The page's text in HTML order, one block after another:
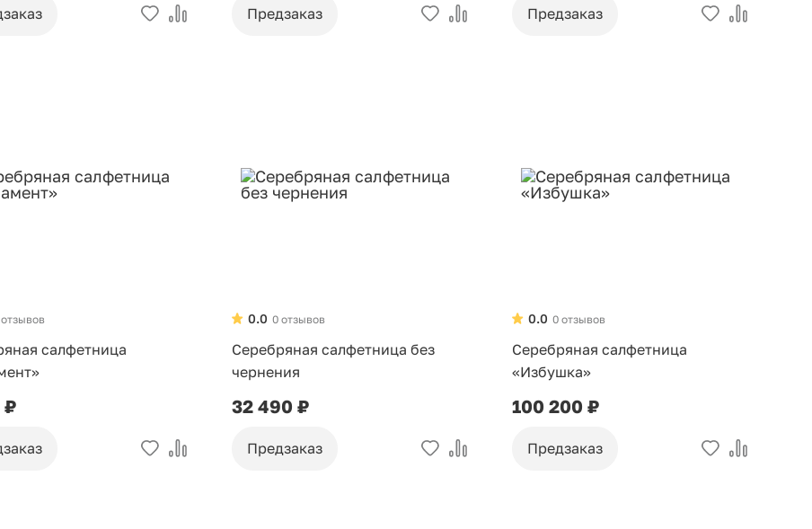
Предзаказ Предзаказ
салфетница
₽
0 отзывов
0.0
Серебряная салфетница без
чернения
32 490 ₽
Предзаказ
0 отзывов
0.0
Серебряная салфетница
«Избушка»
100 200 ₽
Предзаказ